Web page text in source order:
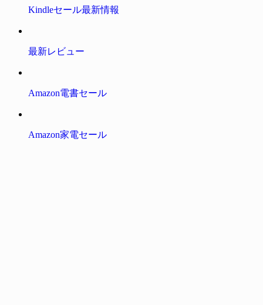
Kindleセール最新情報
最新レビュー
Amazon電書セール
Amazon家電セール